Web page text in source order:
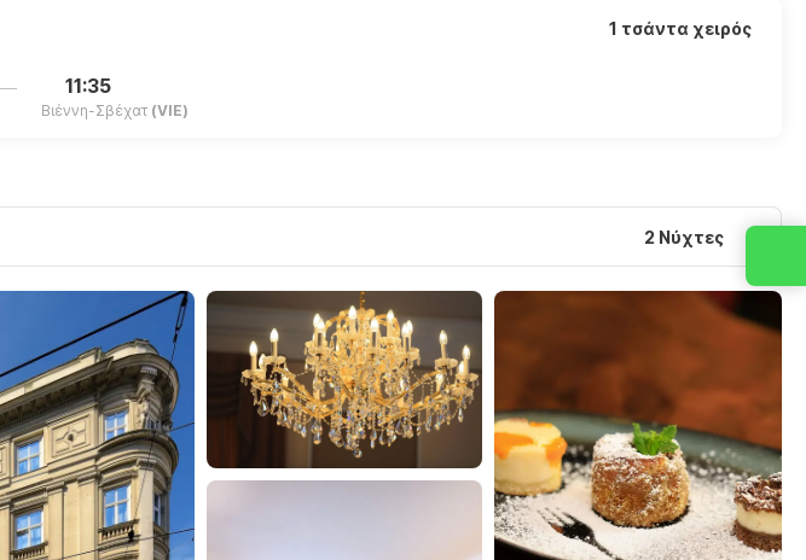
11:35
Βιέννη-Σβέχατ (VIE)
1 τσάντα χειρός
2 Νύχτες